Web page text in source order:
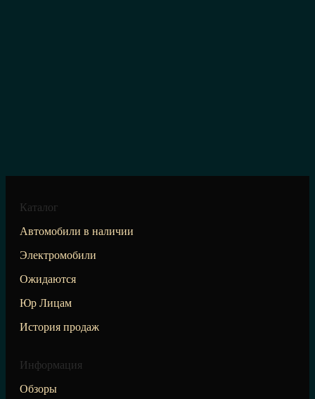
Каталог
Автомобили в наличии
Электромобили
Ожидаются
Юр Лицам
История продаж
Информация
Обзоры